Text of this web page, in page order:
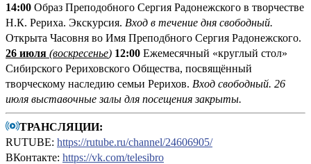
14:00 Образ Преподобного Сергия Радонежского в творчестве
Н.К. Рериха. Экскурсия. Вход в течение дня свободный.
Открыта Часовня во Имя Преподбного Сергия Радонежского.
26 июля (воскресенье) 12:00 Ежемесячный «круглый стол»
Сибирского Рериховского Общества, посвящённый
творческому наследию семьи Рерихов. Вход свободный. 26
июля выставочные залы для посещения закрыты.
ТРАНСЛЯЦИИ:
RUTUBE: https://rutube.ru/channel/24606905/
ВКонтакте: https://vk.com/telesibro